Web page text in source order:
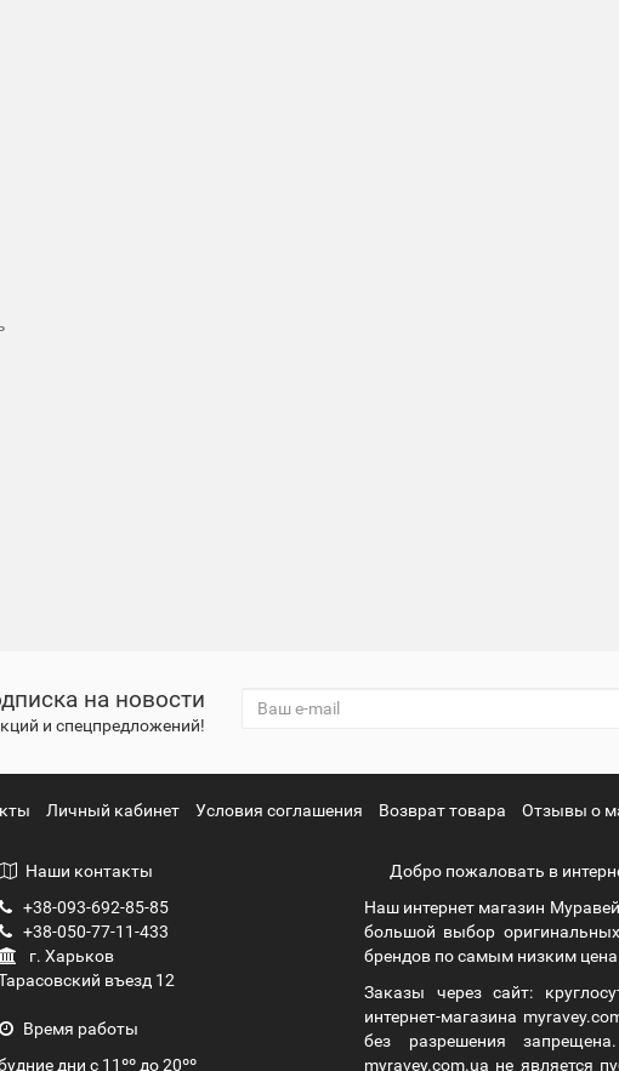
на новости
и спецпредложений!
Личный кабинет Условия соглашения Возврат товара Отзывы о
Наши контакты
+38-093-692-85-85
+38-050-77-11-433
г. Харьков
въезд 12
Время работы
дни с 11ºº до 20ºº
Добро пожаловать в
Наш интернет магазин
большой выбор
брендов по самым низким
Заказы через сайт:
интернет-магазина
без разрешения
myravey.com.ua не является